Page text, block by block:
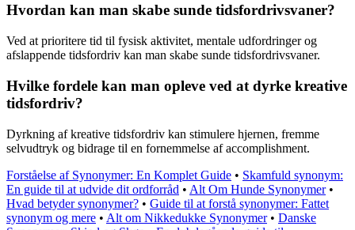
Hvordan kan man skabe sunde tidsfordrivsvaner?
Ved at prioritere tid til fysisk aktivitet, mentale udfordringer og
afslappende tidsfordriv kan man skabe sunde tidsfordrivsvaner.
Hvilke fordele kan man opleve ved at dyrke kreative
tidsfordriv?
Dyrkning af kreative tidsfordriv kan stimulere hjernen, fremme
selvudtryk og bidrage til en fornemmelse af accomplishment.
Forståelse af Synonymer: En Komplet Guide • Skamfuld synonym:
En guide til at udvide dit ordforråd • Alt Om Hunde Synonymer•
Hvad betyder synonymer? • Guide til at forstå synonymer: Fattet
synonym og mere • Alt om Nikkedukke Synonymer• Danske